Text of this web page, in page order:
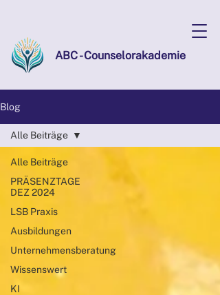
ABC - Counselorakademie
Blog
Alle Beiträge
PRÄSENZTAGE
DEZ 2024
LSB Praxis
Ausbildungen
Unternehmensberatung
Wissenswert
KI
Alle Beiträge